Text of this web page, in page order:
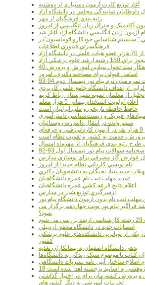
آغاز توزيع کارت آزمون دستياري از دوشنبه
داوطلبان نمايندگي مجلس در دانشگاه آزاد
رتبه بندي فرهنگيان از مهر
آکادميک و جنرال زبان انگليسي از امروز
آزمون زبان انگليسي دانشگاه آزاد آغاز شد
" سيستم شناسايي خودکارو اتوماسيون"در
فرهنگسراي فناوري اطلاعات
آزاد
علوم پزشکي آزاد
راهکار سند تحول بنيادين آموزش و پرورش
اسامي قبولي براي مصاحبه دکتري، امروز
میان ترم پیام نور نیمسال دوم 94-93
از اهداف دانشگاه جامع علمي کاربردي
تجليل از معلمان نمونه شهرستان رباط کريم
اعلام اولويت استخدام پيماني 5 هزار معلم
حافظ حافظه تاريخي و ملي ايرانيان است
فيزيک و زيست‌شناسي دانش‌آموزي
سهم وانت در انتقال دانش به روستائيان
خدمت به کشور و تقويت نظام است
طرح رتبه بندي فرهنگيان از مهرماه امسال
سوالات پیام نور نیمسال اول 93-92
نام نويسي کارداني نظام جديد؛ از امروز
جديد بنياد نخبگان به دانشجويان دکتري
تمديد مهلت ثبت نام عمره دانشگاهيان
اعلام نتايج قرعه کشي عمره دانشگاهيان
ازسرگيري توزيع شير در مدارس
مهلت ثبت نام بدون آزمون دانشگاه پیام نور
فراگیر پیام نور نوبت چهاردهم برگزار می
شود؟
انتصابات جديد در دانشگاه محقق اردبيلي
در يکي از نوپاترين دانشکده‌هاي علوم پزشکي
کشور
بدهي دانشگاه اصفهان به پيمانکاران تغذيه
اصلاح ساختار آيين نامه نشريات دانشگاهي
به اساتيد برجسته اهدا شده است
و پرورش کشورمان براي در اختيار گذاشتن
تجربيات آموزشي به ديگر کشورهاي